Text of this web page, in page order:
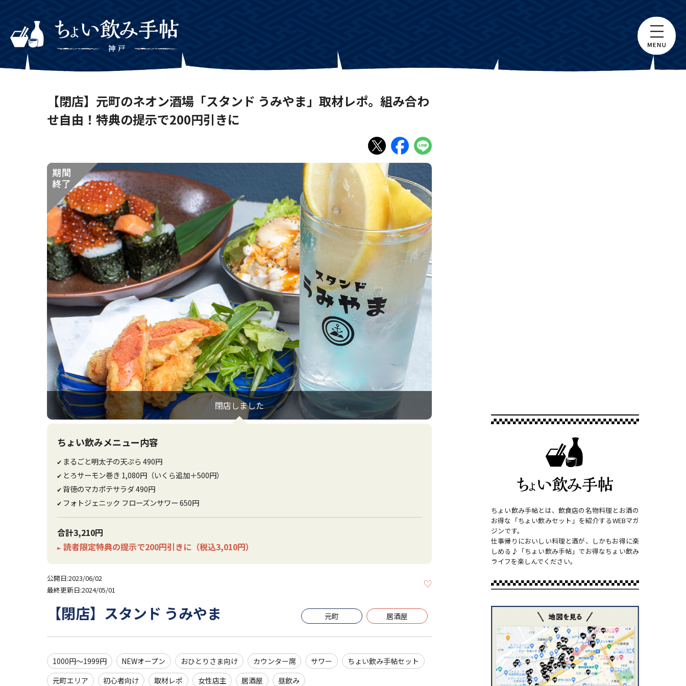
【閉店】元町のネオン酒場「スタンド うみやま」取材レポ。組み合わ
せ自由！特典の提示で200円引きに
閉店しました
ちょい飲みメニュー内容
✔ まるごと明太子の天ぷら 490円
✔ とろサーモン巻き 1,080円（いくら追加＋500円）
✔ 背徳のマカポテサラダ 490円
✔ フォトジェニック フローズンサワー 650円
合計3,210円
► 読者限定特典の提示で200円引きに（税込3,010円）
公開日:2023/06/02
最終更新日:2024/05/01
【閉店】スタンド うみやま 元町 居酒屋
1000円～1999円 NEWオープン おひとりさま向け カウンター席 サワー
ちょい飲み手帖セット
元町エリア
初心者向け 取材レポ 女性店主 居酒屋 昼飲み
ちょい飲み手帖とは、飲食店の名物料理とお酒の
お得な「ちょい飲みセット」を紹介するWEBマガ
ジンです。
仕事帰りにおいしい料理と酒が、しかもお得に楽
しめる♪「ちょい飲み手帖」でお得なちょい飲み
ライフを楽しんでください。